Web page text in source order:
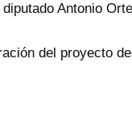
Antonio
del proyecto